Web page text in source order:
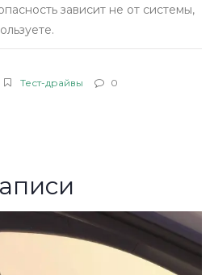
зависит не от системы,
Тест-драйвы 0